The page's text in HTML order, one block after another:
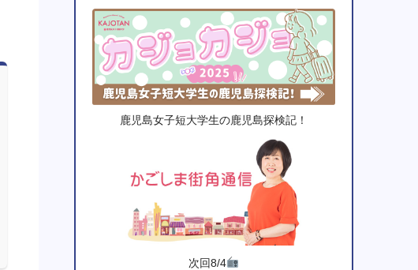
鹿児島女子短大学生の鹿児島探検記！
次回8/4